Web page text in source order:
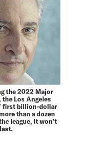
the 2022 Major
the Los Angeles
first billion-dollar
than a dozen
league, it won’t